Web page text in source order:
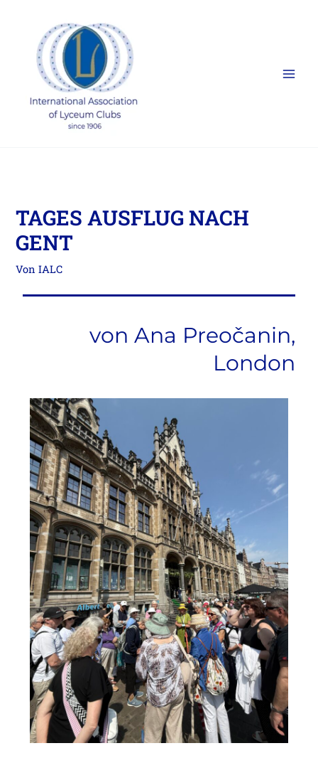
springen
TAGES AUSFLUG NACH
GENT
VonIALC
von Ana Preočanin,
London